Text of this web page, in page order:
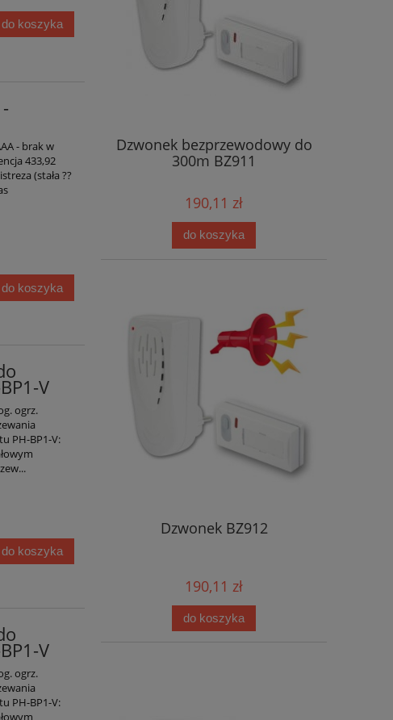
do koszyka
- brak w
433,92
(stała ??
do koszyka
V
ogrz.
PH-BP1-V:
do koszyka
V
ogrz.
PH-BP1-V:
Dzwonek bezprzewodowy do
300m BZ911
190,11 zł
do koszyka
Dzwonek BZ912
190,11 zł
do koszyka